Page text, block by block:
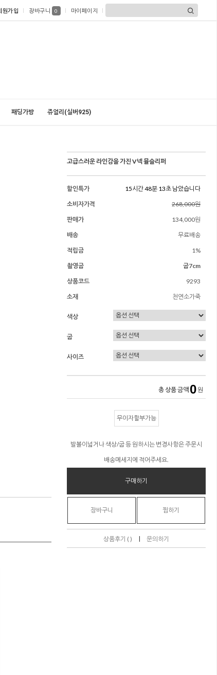
원가입 장바구니 0 마이페이지
패딩가방 쥬얼리(실버925)
고급스러운 라인감을 가진 V넥 뮬슬리퍼
할인특가
15시간 48분 12초 남았습니다
소비자가격
268,000원
판매가
134,000원
배송
무료배송
적립금
1%
촬영굽
굽7cm
상품코드
9293
소재
천연소가죽
색상
굽
사이즈
총 상품 금액 0 원
무이자할부가능
발볼이넓거나 색상/굽 등 원하시는 변경사항은 주문시
배송메세지에 적어주세요.
구매하기
장바구니 찜하기
상품후기 ( ) | 문의하기